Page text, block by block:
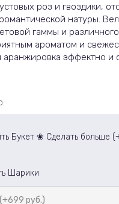
роз и гвоздики,
натуры.
гаммы и
ароматом и
аранжировка эффектно и
Букет ❀ Сделать больше
Шарики
руб.)